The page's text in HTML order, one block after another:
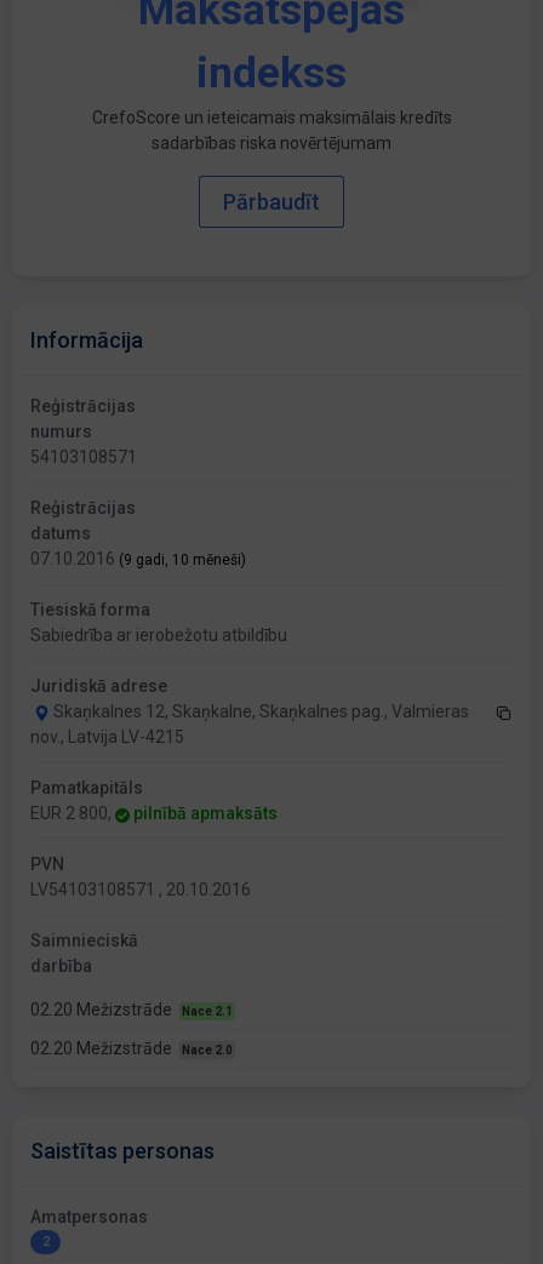
Maksātspējas
indekss
CrefoScore un ieteicamais maksimālais kredīts
sadarbības riska novērtējumam
Pārbaudīt
Informācija
Reģistrācijas
numurs
54103108571
Reģistrācijas
datums
07.10.2016 (9 gadi, 10 mēneši)
Tiesiskā forma
Sabiedrība ar ierobežotu atbildību
Juridiskā adrese
Skaņkalnes 12, Skaņkalne, Skaņkalnes pag., Valmieras
nov., Latvija LV-4215
Pamatkapitāls
EUR 2 800,
pilnībā apmaksāts
PVN
LV54103108571 , 20.10.2016
Saimnieciskā
darbība
02.20 Mežizstrāde Nace 2.1
02.20 Mežizstrāde Nace 2.0
Saistītas personas
Amatpersonas
2